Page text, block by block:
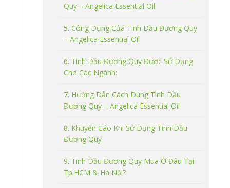
Quy – Angelica Essential Oil
5. Công Dụng Của Tinh Dầu Đương Quy
– Angelica Essential Oil
6. Tinh Dầu Đương Quy Được Sử Dụng
Cho Các Ngành:
7. Hướng Dẫn Cách Dùng Tinh Dầu
Đương Quy – Angelica Essential Oil
8. Khuyến Cáo Khi Sử Dụng Tinh Dầu
Đương Quy
9. Tinh Dầu Đương Quy Mua Ở Đâu Tại
Tp.HCM & Hà Nội?